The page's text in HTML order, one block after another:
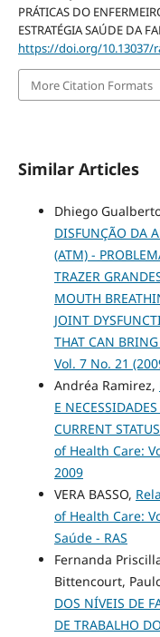
PRÁTICAS DO
ESTRATÉGIA SAÚDE DA
https://doi.org/10.13037/
More Citation Formats
Similar Articles
Dhiego
DISFUNÇÃO DA
(ATM) -
TRAZER
MOUTH
JOINT
THAT CAN
Vol. 7 No. 21
Andréa Ramirez,
E
CURRENT
of Health Care:
2009
VERA BASSO,
of Health Care:
Saúde - RAS
Fernanda
Bittencourt,
DOS NÍVEIS DE
DE TRABALHO